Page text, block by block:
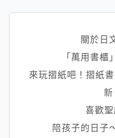
關於日
「萬用書
來玩摺紙吧！摺紙
新
喜歡
陪孩子的日子